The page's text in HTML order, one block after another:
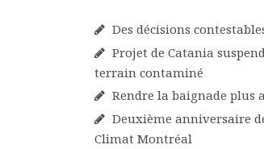
Des décisions
Projet de Catania
terrain contaminé
Rendre la baignade plus
Deuxième anniversaire
Climat Montréal